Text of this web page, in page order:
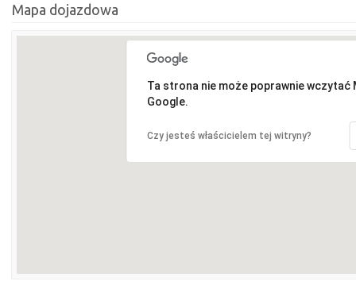
Mapa dojazdowa
Ta strona nie może poprawnie wczytać
Google.
Czy jesteś właścicielem tej witryny?